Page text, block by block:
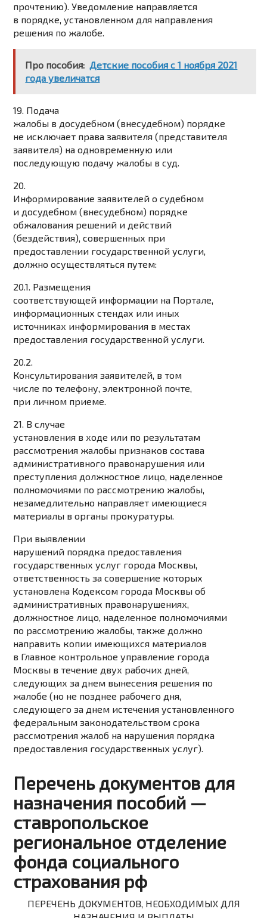
прочтению). Уведомление направляется
в порядке, установленном для направления
решения по жалобе.
Про пособия: Детские пособия с 1 ноября 2021
года увеличатся
19. Подача
жалобы в досудебном (внесудебном) порядке
не исключает права заявителя (представителя
заявителя) на одновременную или
последующую подачу жалобы в суд.
20.
Информирование заявителей о судебном
и досудебном (внесудебном) порядке
обжалования решений и действий
(бездействия), совершенных при
предоставлении государственной услуги,
должно осуществляться путем:
20.1. Размещения
соответствующей информации на Портале,
информационных стендах или иных
источниках информирования в местах
предоставления государственной услуги.
20.2.
Консультирования заявителей, в том
числе по телефону, электронной почте,
при личном приеме.
21. В случае
установления в ходе или по результатам
рассмотрения жалобы признаков состава
административного правонарушения или
преступления должностное лицо, наделенное
полномочиями по рассмотрению жалобы,
незамедлительно направляет имеющиеся
материалы в органы прокуратуры.
При выявлении
нарушений порядка предоставления
государственных услуг города Москвы,
ответственность за совершение которых
установлена Кодексом города Москвы об
административных правонарушениях,
должностное лицо, наделенное полномочиями
по рассмотрению жалобы, также должно
направить копии имеющихся материалов
в Главное контрольное управление города
Москвы в течение двух рабочих дней,
следующих за днем вынесения решения по
жалобе (но не позднее рабочего дня,
следующего за днем истечения установленного
федеральным законодательством срока
рассмотрения жалоб на нарушения порядка
предоставления государственных услуг).
Перечень документов для
назначения пособий —
ставропольское
региональное отделение
фонда социального
страхования рф
ПЕРЕЧЕНЬ ДОКУМЕНТОВ, НЕОБХОДИМЫХ ДЛЯ